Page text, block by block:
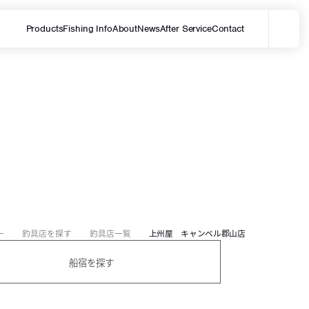
ProductsFishing InfoAboutNewsAfter ServiceContact
サイト内を検索する
釣具店を探す 釣具店一覧 上州屋 キャンベル郡山店
船宿を探す